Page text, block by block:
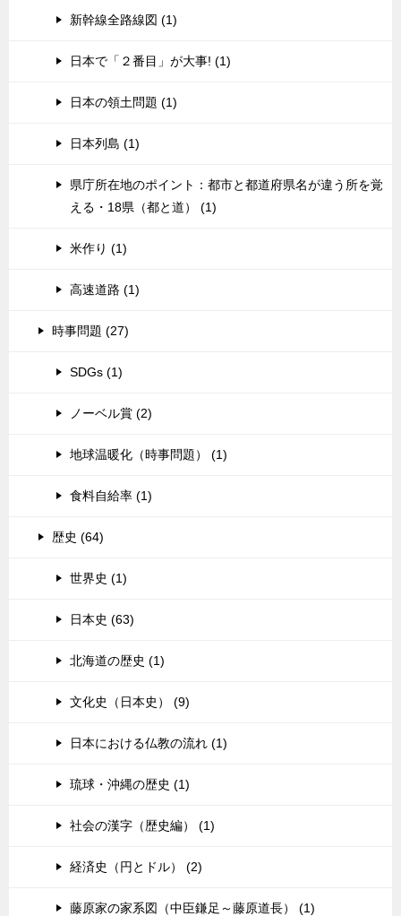
新幹線全路線図 (1)
日本で「２番目」が大事! (1)
日本の領土問題 (1)
日本列島 (1)
県庁所在地のポイント：都市と都道府県名が違う所を覚
える・18県（都と道） (1)
米作り (1)
高速道路 (1)
時事問題 (27)
SDGs (1)
ノーベル賞 (2)
地球温暖化（時事問題） (1)
食料自給率 (1)
歴史 (64)
世界史 (1)
日本史 (63)
北海道の歴史 (1)
文化史（日本史） (9)
日本における仏教の流れ (1)
琉球・沖縄の歴史 (1)
社会の漢字（歴史編） (1)
経済史（円とドル） (2)
藤原家の家系図（中臣鎌足～藤原道長） (1)